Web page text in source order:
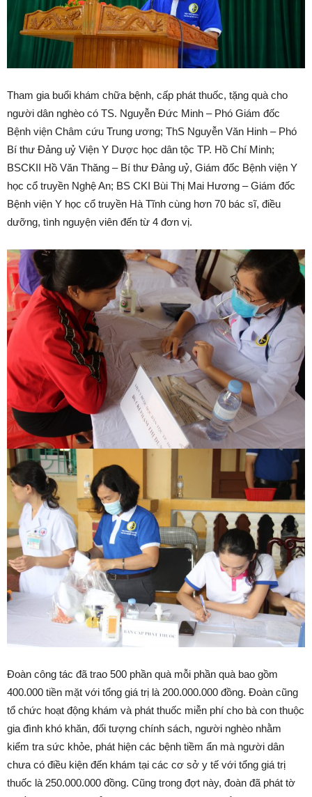
Tham gia buổi khám chữa bệnh, cấp phát thuốc, tặng quà cho
người dân nghèo có TS. Nguyễn Đức Minh – Phó Giám đốc
Bệnh viện Châm cứu Trung ương; ThS Nguyễn Văn Hinh – Phó
Bí thư Đảng uỷ Viện Y Dược học dân tộc TP. Hồ Chí Minh;
BSCKII Hồ Văn Thăng – Bí thư Đảng uỷ, Giám đốc Bệnh viện Y
học cổ truyền Nghệ An; BS CKI Bùi Thị Mai Hương – Giám đốc
Bệnh viện Y học cổ truyền Hà Tĩnh cùng hơn 70 bác sĩ, điều
dưỡng, tình nguyện viên đến từ 4 đơn vị.
Đoàn công tác đã trao 500 phần quà mỗi phần quà bao gồm
400.000 tiền mặt với tổng giá trị là 200.000.000 đồng. Đoàn cũng
tổ chức hoạt động khám và phát thuốc miễn phí cho bà con thuộc
gia đình khó khăn, đối tượng chính sách, người nghèo nhằm
kiểm tra sức khỏe, phát hiện các bệnh tiềm ẩn mà người dân
chưa có điều kiện đến khám tại các cơ sở y tế với tổng giá trị
thuốc là 250.000.000 đồng. Cũng trong đợt này, đoàn đã phát tờ